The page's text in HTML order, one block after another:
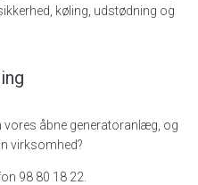
køling, udstødning og
vores åbne generatoranlæg, og
virksomhed?
98 80 18 22.